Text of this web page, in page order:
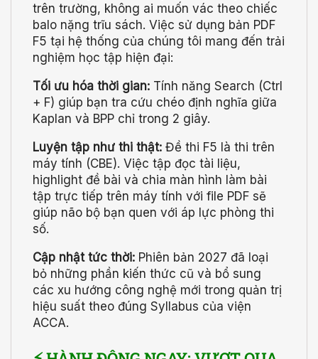
trên trường, không ai muốn vác theo chiếc
balo nặng trĩu sách. Việc sử dụng bản PDF
F5 tại hệ thống của chúng tôi mang đến trải
nghiệm học tập hiện đại:
Tối ưu hóa thời gian: Tính năng Search (Ctrl
+ F) giúp bạn tra cứu chéo định nghĩa giữa
Kaplan và BPP chỉ trong 2 giây.
Luyện tập như thi thật: Đề thi F5 là thi trên
máy tính (CBE). Việc tập đọc tài liệu,
highlight đề bài và chia màn hình làm bài
tập trực tiếp trên máy tính với file PDF sẽ
giúp não bộ bạn quen với áp lực phòng thi
số.
Cập nhật tức thời: Phiên bản 2027 đã loại
bỏ những phần kiến thức cũ và bổ sung
các xu hướng công nghệ mới trong quản trị
hiệu suất theo đúng Syllabus của viện
ACCA.